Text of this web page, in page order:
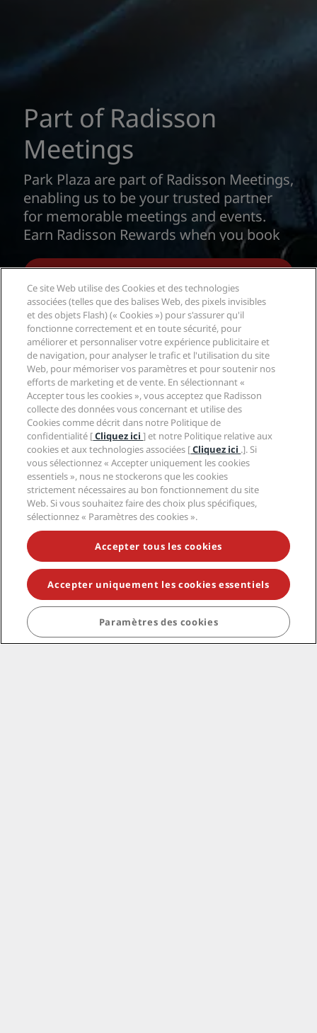
Part of Radisson
Meetings
Park Plaza are part of Radisson Meetings,
enabling us to be your trusted partner
for memorable meetings and events.
Earn Radisson Rewards when you book
Suivez-nous
Destinations tendance
Liens rapides
Professionnels des voyages
Ce site Web utilise des Cookies et des technologies
associées (telles que des balises Web, des pixels invisibles
et des objets Flash) (« Cookies ») pour s'assurer qu'il
fonctionne correctement et en toute sécurité, pour
améliorer et personnaliser votre expérience publicitaire et
de navigation, pour analyser le trafic et l'utilisation du site
Web, pour mémoriser vos paramètres et pour soutenir nos
efforts de marketing et de vente. En sélectionnant «
Accepter tous les cookies », vous acceptez que Radisson
collecte des données vous concernant et utilise des
Cookies comme décrit dans notre Politique de
confidentialité [Cliquez ici] et notre Politique relative aux
cookies et aux technologies associées [Cliquez ici .]. Si
vous sélectionnez « Accepter uniquement les cookies
essentiels », nous ne stockerons que les cookies
strictement nécessaires au bon fonctionnement du site
Web. Si vous souhaitez faire des choix plus spécifiques,
sélectionnez « Paramètres des cookies ».
Accepter tous les cookies
Accepter uniquement les cookies essentiels
Paramètres des cookies